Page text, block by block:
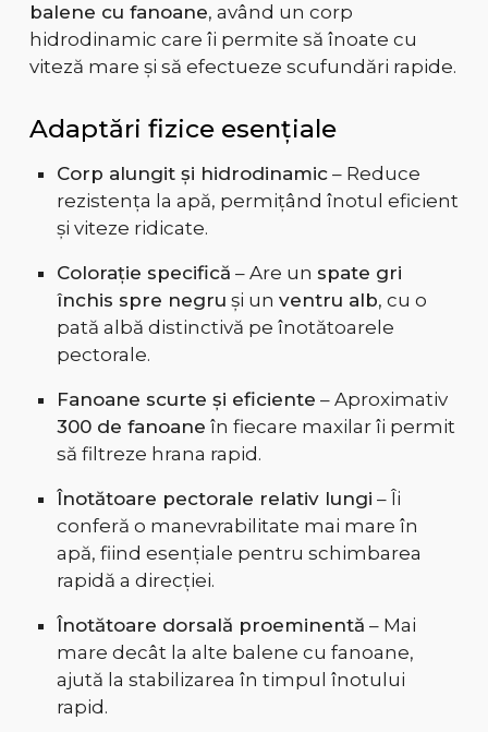
balene cu fanoane, având un corp
hidrodinamic care îi permite să înoate cu
viteză mare și să efectueze scufundări rapide.
Adaptări fizice esențiale
Corp alungit și hidrodinamic– Reduce
rezistența la apă, permițând înotul eficient
și viteze ridicate.
Colorație specifică – Are un spate gri
închis spre negru și un ventru alb, cu o
pată albă distinctivă pe înotătoarele
pectorale.
Fanoane scurte și eficiente – Aproximativ
300 de fanoane în fiecare maxilar îi permit
să filtreze hrana rapid.
Înotătoare pectorale relativ lungi – Îi
conferă o manevrabilitate mai mare în
apă, fiind esențiale pentru schimbarea
rapidă a direcției.
Înotătoare dorsală proeminentă – Mai
mare decât la alte balene cu fanoane,
ajută la stabilizarea în timpul înotului
rapid.